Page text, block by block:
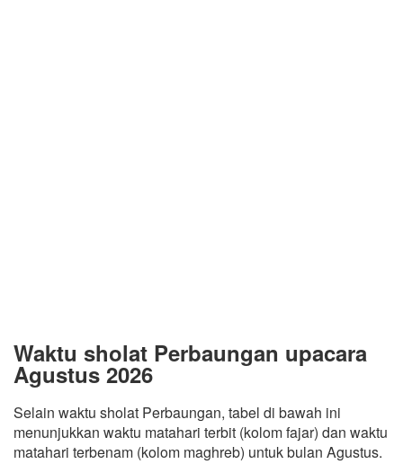
Waktu sholat Perbaungan upacara
Agustus 2026
Selain waktu sholat Perbaungan, tabel di bawah ini
menunjukkan waktu matahari terbit (kolom fajar) dan waktu
matahari terbenam (kolom maghreb) untuk bulan Agustus.